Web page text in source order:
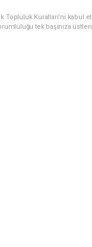
Topluluk Kuralları’nı
tek başınıza